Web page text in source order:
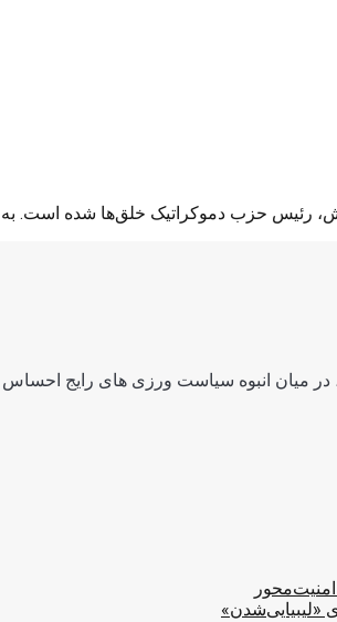
میان انبوه سیاست ورزی های رایج احساس
امنیت‌محور
«لیبیایی‌شدن»